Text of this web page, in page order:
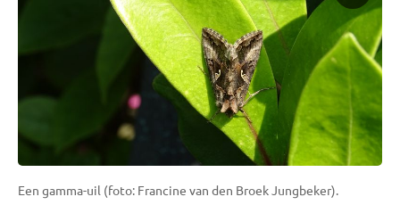
Een gamma-uil (foto: Francine van den Broek Jungbeker).